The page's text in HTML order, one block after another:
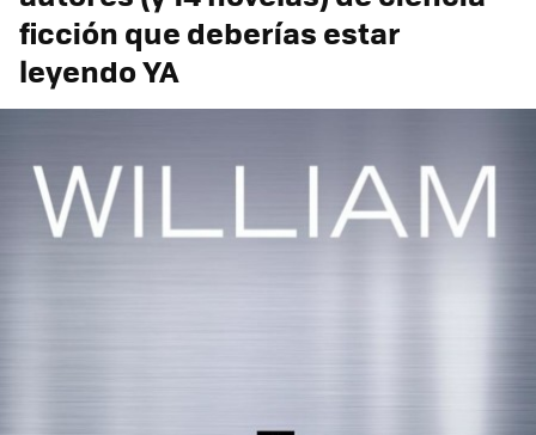
ficción que deberías estar
leyendo YA